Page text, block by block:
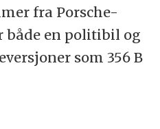
fra Porsche-
både en politibil og
som 356 B